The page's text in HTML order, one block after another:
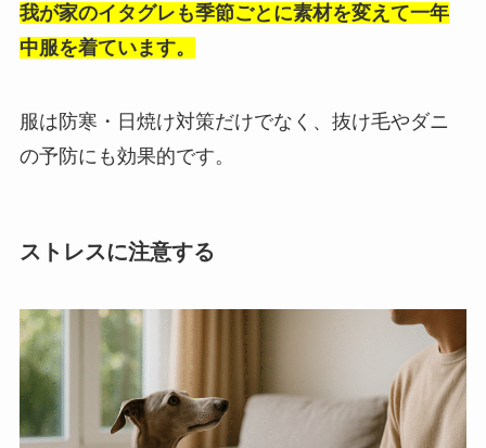
我が家のイタグレも季節ごとに素材を変えて一年
中服を着ています。
服は防寒・日焼け対策だけでなく、抜け毛やダニ
の予防にも効果的です。
ストレスに注意する